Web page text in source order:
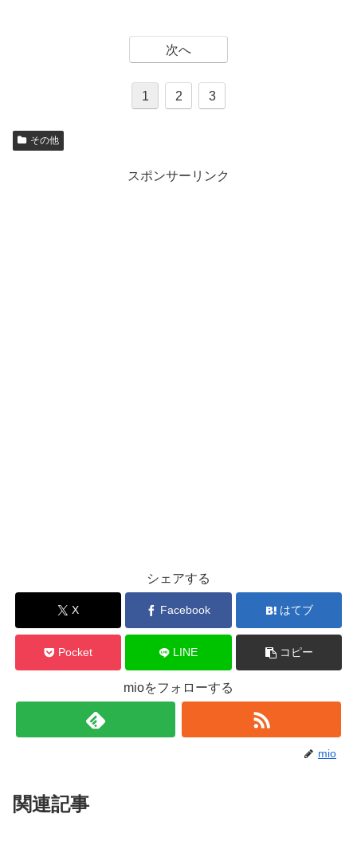
次へ
1 2 3
その他
スポンサーリンク
シェアする
X Facebook はてブ
Pocket LINE コピー
mioをフォローする
mio
関連記事